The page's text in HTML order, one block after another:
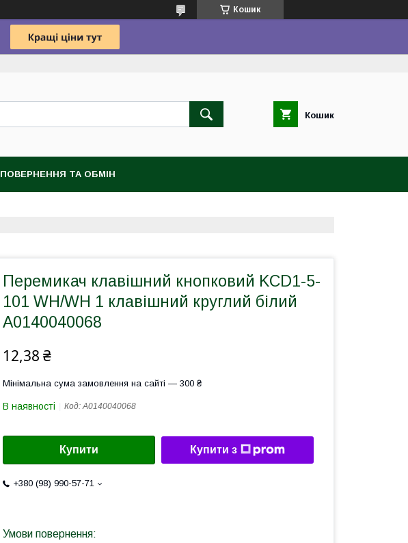
Кошик
Кошик
ПОВЕРНЕННЯ ТА ОБМІН
Перемикач клавішний кнопковий KCD1-5-
101 WH/WH 1 клавішний круглий білий
A0140040068
12,38 ₴
Мінімальна сума замовлення на сайті — 300 ₴
В наявності Код:A0140040068
Купити Купити з
+380 (98) 990-57-71